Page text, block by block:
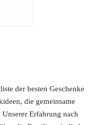
der besten Geschenke
die gemeinsame
Erfahrung nach